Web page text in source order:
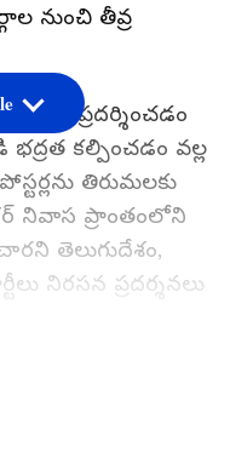
నుంచి తీవ్ర
ప్రదర్శించడం
కల్పించడం వల్ల
తిరుమలకు
నివాస ప్రాంతంలోని
తెలుగుదేశం,
నిరసన ప్రదర్శనలు